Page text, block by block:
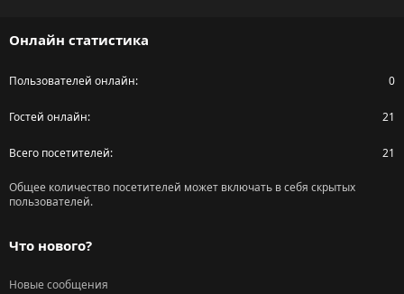
Онлайн статистика
Пользователей онлайн 0
Гостей онлайн 21
Всего посетителей 21
Общее количество посетителей может включать в себя скрытых
пользователей.
Что нового?
Новые сообщения